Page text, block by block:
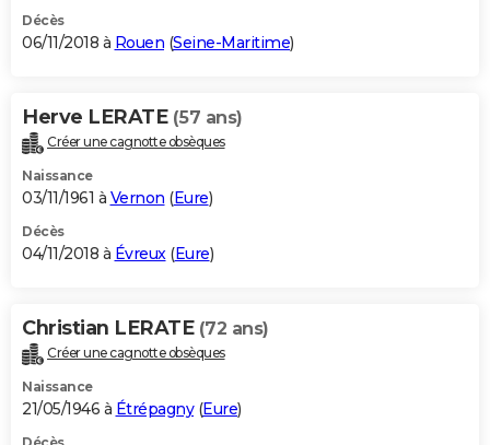
Décès
06/11/2018 à Rouen (Seine-Maritime)
Herve LERATE (57 ans)
Créer une cagnotte obsèques
Naissance
03/11/1961 à Vernon (Eure)
Décès
04/11/2018 à Évreux(Eure)
Christian LERATE (72 ans)
Créer une cagnotte obsèques
Naissance
21/05/1946 à Étrépagny(Eure)